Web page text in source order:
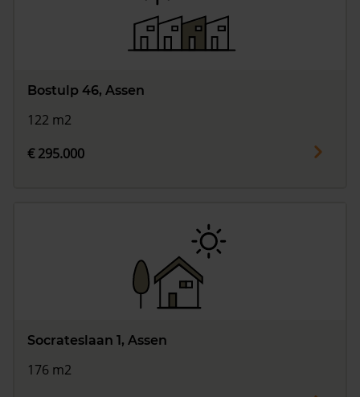
Bostulp 46, Assen
122 m2
€ 295.000
Socrateslaan 1, Assen
176 m2